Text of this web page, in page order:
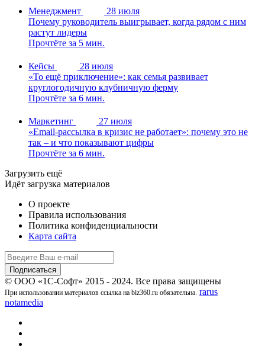
Менеджмент
28 июля
Почему руководитель выигрывает, когда рядом с ним
растут лидеры
Прочтёте за 5 мин.
Кейсы
28 июля
«То ещё приключение»: как семья развивает
круглогодичную клубничную ферму
Прочтёте за 6 мин.
Маркетинг
27 июля
«Email-рассылка в кризис не работает»: почему это не
так – и что показывают цифры
Прочтёте за 6 мин.
Загрузить ещё
Идёт загрузка материалов
О проекте
Правила использования
Политика конфиденциальности
Карта сайта
© ООО «1С-Софт» 2015 - 2024. Все права защищены
При использовании материалов ссылка на biz360.ru обязательна. rarus
notamedia